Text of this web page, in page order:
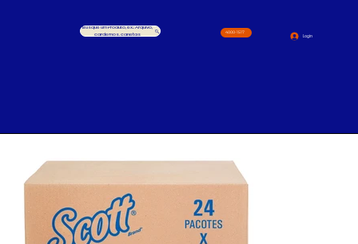
Busque um Produto, ex.: Arquivo,
cardernos, canetas
4000-1517
Login